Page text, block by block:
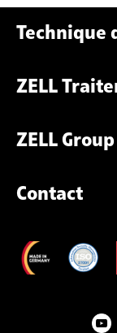
Technique
ZELL
ZELL
Contact